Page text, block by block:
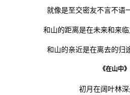
就像是至交密友不言不语
和山的距离是在未来和来
和山的亲近是在离去的归
《在山中》
初月在阔叶林